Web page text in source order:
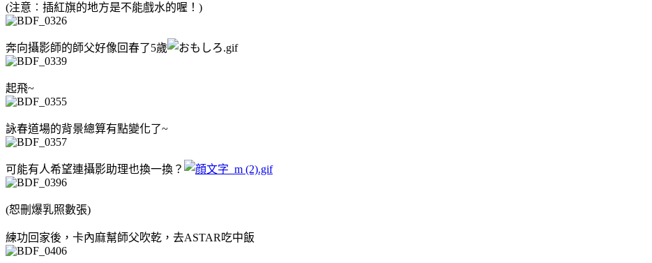
(注意︰插紅旗的地方是不能戲水的喔！)
奔向攝影師的師父好像回春了5歲
起飛~
詠春道場的背景總算有點變化了~
可能有人希望連攝影助理也換一換？
(恕刪爆乳照數張)
練功回家後，卡內麻幫師父吹乾，去ASTAR吃中飯